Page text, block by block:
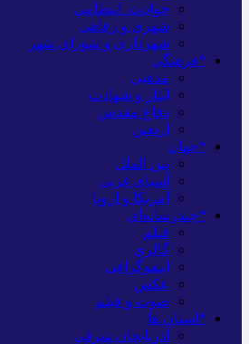
حوادث، انتظامی
شهری و رفاهی
شهرداری و شورای شهر
*فرهنگی
مذهبی
ایثار و شهادت
دفاع مقدس
اربعین
*جهان
بین الملل
آسیای غربی
آمریکا و اروپا
*چندرسانه‌ای
فیلم
گالری
اینفوگرافی
عکس
صوت و فیلم
*استان ها
آذربایجان شرقی